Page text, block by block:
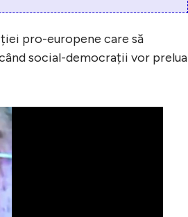
pro-europene care să
social-democrații vor prelua